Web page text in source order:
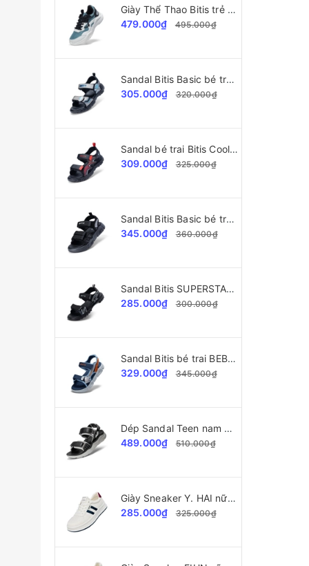
Giày Thể Thao Bitis trẻ em BSB009000
479.000₫
495.000₫
Sandal Bitis Basic bé trai BEB007700
305.000₫
320.000₫
Sandal bé trai Bitis Cool Kids BEB008100
309.000₫
325.000₫
Sandal Bitis Basic bé trai BEB008200
345.000₫
360.000₫
Sandal Bitis SUPERSTAR Collection bé trai BPB002300
285.000₫
300.000₫
Sandal Bitis bé trai BEB006800
329.000₫
345.000₫
Dép Sandal Teen nam Bitis Helio BEB008300
489.000₫
510.000₫
Giày Sneaker Y. HAI nữ A2028 da xịn cao cấp
285.000₫
325.000₫